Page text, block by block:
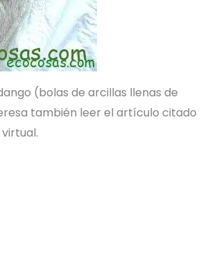
(bolas de arcillas llenas de
también leer el artículo citado